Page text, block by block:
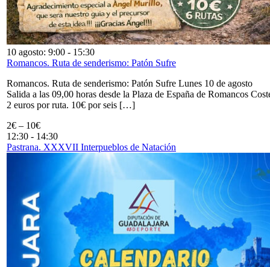
10 agosto: 9:00 - 15:30
Romancos. Ruta de senderismo: Patón Sufre
Romancos. Ruta de senderismo: Patón Sufre Lunes 10 de agosto
Salida a las 09,00 horas desde la Plaza de España de Romancos
2 euros por ruta. 10€ por seis […]
2€ – 10€
12:30 - 14:30
Pastrana. XXXVII Interpueblos de Natación